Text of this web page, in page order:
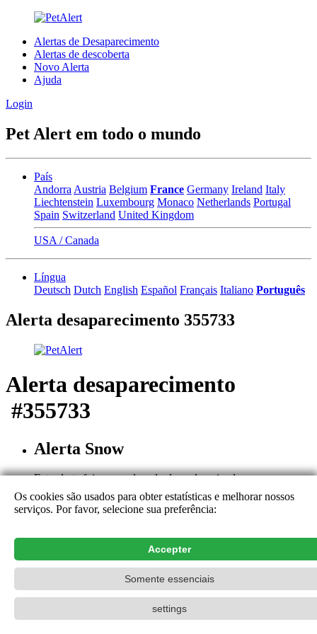
Alertas de Desaparecimento
Alertas de descoberta
Novo Alerta
Ajuda
Login
Pet Alert em todo o mundo
País
Andorra Austria Belgium France Germany Ireland Italy
Liechtenstein Luxembourg Monaco Netherlands Portugal
Spain Switzerland United Kingdom
USA / Canada
Língua
Deutsch Dutch English Español Français Italiano Português
Alerta desaparecimento 355733
Alerta desaparecimento
#355733
Alerta Snow
Este alerta foi encerrado pelo dono do animal
Razão : Encontramos o nosso animal
Mensagem do dono
Retrouvé saint et sauf !15.09.2025
Este alerta está encerrado. Os detalhes e comentários não estão
disponíveis, à excessão do emissor do alerta. Agradecemos a sua
ajuda e a sua colaboração.
2015-2026
Os cookies são usados para obter estatísticas e melhorar nossos
serviços. Por favor, selecione sua preferência:
Accepter
Somente essenciais
settings